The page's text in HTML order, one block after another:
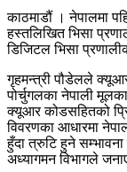
काठमाडौं । नेपालमा
हस्तलिखित भिसा
डिजिटल भिसा
गृहमन्त्री पौडेलले
पोर्चुगलका नेपाली
क्यूआर कोडसहितको
विवरणका आधारमा
हुँदा त्रुटि हुने
अध्यागमन विभागले